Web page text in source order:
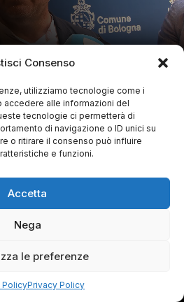
Consenso
utilizziamo tecnologie come i
alle informazioni del
tecnologie ci permetterà di
di navigazione o ID unici su
o ritirare il consenso può influire
e funzioni.
Accetta
Nega
le preferenze
PolicyPrivacy Policy